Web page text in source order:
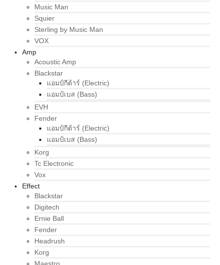
Music Man
Squier
Sterling by Music Man
VOX
Amp
Acoustic Amp
Blackstar
แอมป์กีต้าร์ (Electric)
แอมป์เบส (Bass)
EVH
Fender
แอมป์กีต้าร์ (Electric)
แอมป์เบส (Bass)
Korg
Tc Electronic
Vox
Effect
Blackstar
Digitech
Ernie Ball
Fender
Headrush
Korg